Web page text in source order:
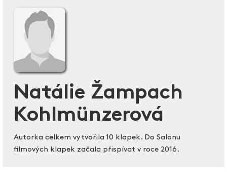
Natálie Žampach
Kohlmünzerová
Autorka celkem vytvořila 10 klapek. Do Salonu
filmových klapek začala přispívat v roce 2016.